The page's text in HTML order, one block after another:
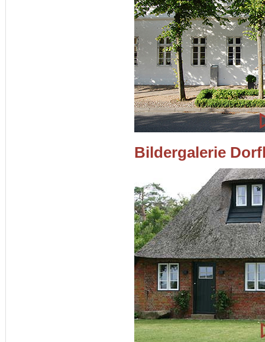
Bildergalerie